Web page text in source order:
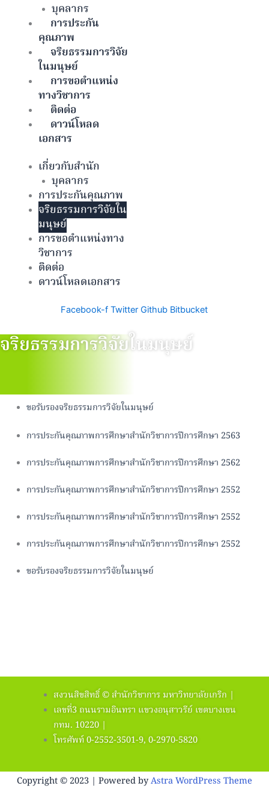
บุคลากร
การประกัน
คุณภาพ
จริยธรรมการวิจัย
ในมนุษย์
การขอตำแหน่ง
ทางวิชาการ
ติดต่อ
ดาวน์โหลด
เอกสาร
เกี่ยวกับสำนัก
บุคลากร
การประกันคุณภาพ
จริยธรรมการวิจัยใน
มนุษย์
การขอตำแหน่งทาง
วิชาการ
ติดต่อ
ดาวน์โหลดเอกสาร
Facebook-f Twitter Github Bitbucket
จริยธรรมการวิจัยในมนุษย์
ขอรับรองจริยธรรมการวิจัยในมนุษย์
การประกันคุณภาพการศึกษาสำนักวิชาการปีการศึกษา 2563
การประกันคุณภาพการศึกษาสำนักวิชาการปีการศึกษา 2562
การประกันคุณภาพการศึกษาสำนักวิชาการปีการศึกษา 2552
การประกันคุณภาพการศึกษาสำนักวิชาการปีการศึกษา 2552
การประกันคุณภาพการศึกษาสำนักวิชาการปีการศึกษา 2552
ขอรับรองจริยธรรมการวิจัยในมนุษย์
สงวนสิขสิทธิ์ © สำนักวิชาการ มหาวิทยาลัยเกริก |
เลขที่3 ถนนรามอินทรา แขวงอนุสาวรีย์ เขตบางเขน
กทม. 10220 |
โทรศัพท์ 0-2552-3501-9, 0-2970-5820
Copyright © 2023 | Powered byAstra WordPress Theme